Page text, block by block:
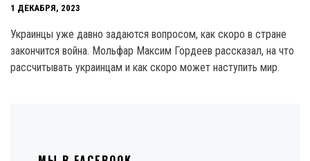
1 ДЕКАБРЯ, 2023
Украинцы уже давно задаются вопросом, как скоро в стране
закончится война. Мольфар Максим Гордеев рассказал, на что
рассчитывать украинцам и как скоро может наступить мир.